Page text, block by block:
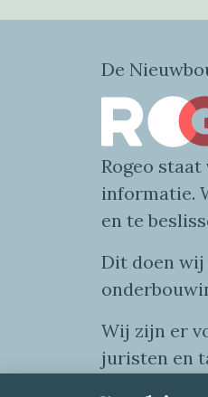
De
Rogeo staat
informatie.
en te
Dit doen wij
Wij zijn er
juristen en